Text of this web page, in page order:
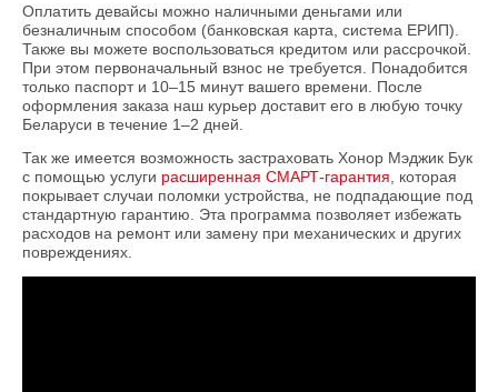
Оплатить девайсы можно наличными деньгами или
безналичным способом (банковская карта, система ЕРИП).
Также вы можете воспользоваться кредитом или рассрочкой.
При этом первоначальный взнос не требуется. Понадобится
только паспорт и 10–15 минут вашего времени. После
оформления заказа наш курьер доставит его в любую точку
Беларуси в течение 1–2 дней.
Так же имеется возможность застраховать Хонор Мэджик Бук
с помощью услуги расширенная СМАРТ-гарантия , которая
покрывает случаи поломки устройства, не подпадающие под
стандартную гарантию. Эта программа позволяет избежать
расходов на ремонт или замену при механических и других
повреждениях.